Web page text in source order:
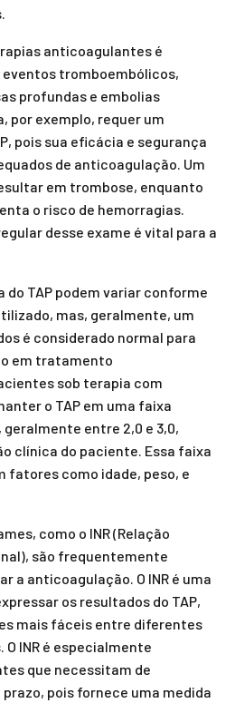
anticoagulantes é
tromboembólicos,
profundas e embolias
por exemplo, requer um
pois sua eficácia e segurança
de anticoagulação. Um
em trombose, enquanto
o risco de hemorragias.
desse exame é vital para a
do TAP podem variar conforme
mas, geralmente, um
é considerado normal para
em tratamento
sob terapia com
o TAP em uma faixa
entre 2,0 e 3,0,
clínica do paciente. Essa faixa
fatores como idade, peso, e
como o INR (Relação
são frequentemente
a anticoagulação. O INR é uma
os resultados do TAP,
mais fáceis entre diferentes
INR é especialmente
que necessitam de
pois fornece uma medida